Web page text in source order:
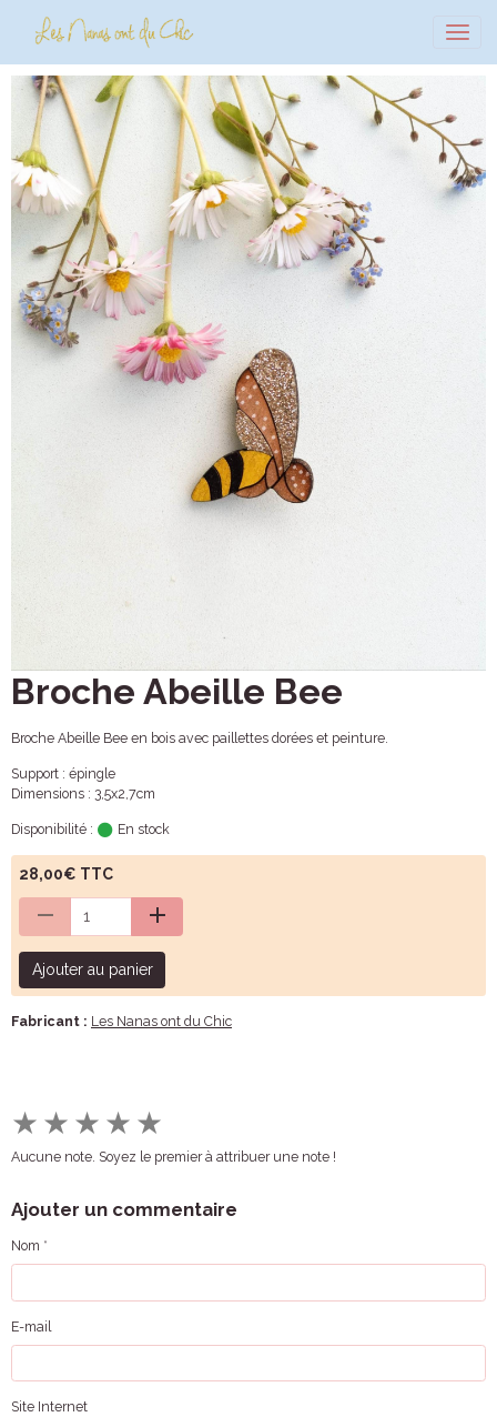
Broche Abeille Bee
Broche Abeille Bee en bois avec paillettes dorées et peinture.
Support : épingle
Dimensions : 3,5x2,7cm
Disponibilité : En stock
28,00€ TTC
Ajouter au panier
Fabricant : Les Nanas ont du Chic
★ ★ ★ ★ ★
Aucune note. Soyez le premier à attribuer une note !
Ajouter un commentaire
Nom
E-mail
Site Internet